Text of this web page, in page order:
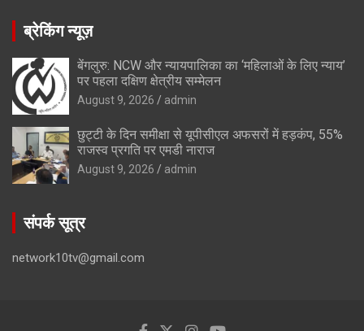
ब्रेकिंग न्यूज़
बेंगलुरु: NCW और न्यायपालिका का ‘महिलाओं के लिए न्याय’
पर पहला दक्षिण क्षेत्रीय सम्मेलन
August 9, 2026 admin
छुट्टी के दिन समीक्षा से यूपीसीएल अफसरों में हड़कंप, 55%
राजस्व प्रगति पर एमडी नाराज
August 9, 2026 admin
संपर्क सूत्र
network10tv@gmail.com